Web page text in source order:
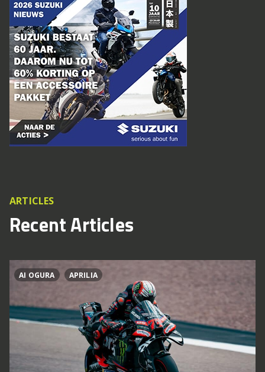
ARTICLES
Recent Articles
AI OGURA APRILIA